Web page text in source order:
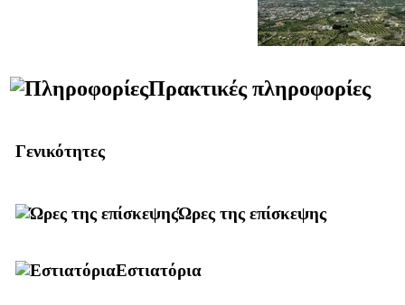
Πρακτικές πληροφορίες
Γενικότητες
Ώρες της επίσκεψης
Εστιατόρια